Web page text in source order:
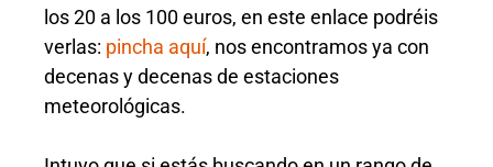
los 20 a los 100 euros, en este enlace podréis
verlas: pincha aquí, nos encontramos ya con
decenas y decenas de estaciones
meteorológicas.